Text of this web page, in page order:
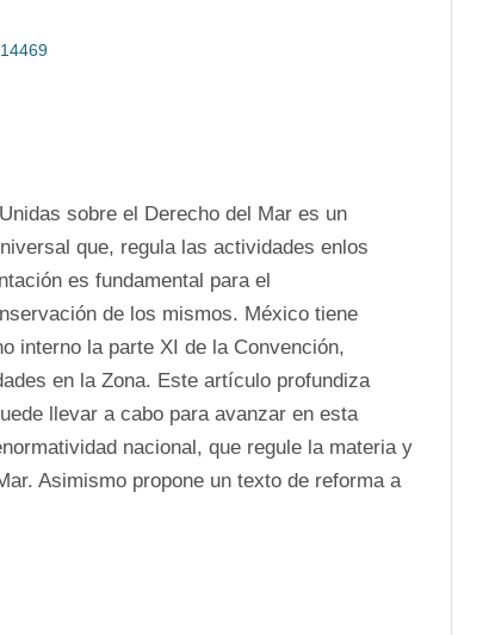
sobre el Derecho del Mar es un
que, regula las actividades enlos
es fundamental para el
de los mismos. México tiene
interno la parte XI de la Convención,
en la Zona. Este artículo profundiza
llevar a cabo para avanzar en esta
nacional, que regule la materia y
Asimismo propone un texto de reforma a